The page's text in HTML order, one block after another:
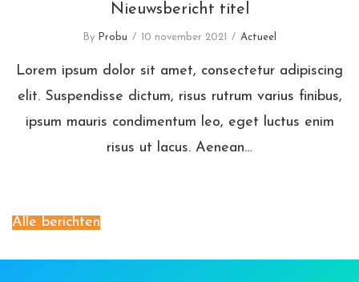
Nieuwsbericht titel
By Probu 10 november 2021 Actueel
Lorem ipsum dolor sit amet, consectetur adipiscing
elit. Suspendisse dictum, risus rutrum varius finibus,
ipsum mauris condimentum leo, eget luctus enim
risus ut lacus. Aenean…
Alle berichten